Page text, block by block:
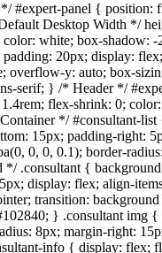
#expert-panel { position:
Desktop Width */
white; box-shadow: -
20px; display:
overflow-y: auto; box-
serif; } /* Header */
1.4rem; flex-shrink: 0;
*/ #consultant-
15px; padding-right:
0, 0, 0.1); border-
*/ .consultant {
display: flex; align-
transition:
} .consultant img
8px; margin-right:
info { display: flex;